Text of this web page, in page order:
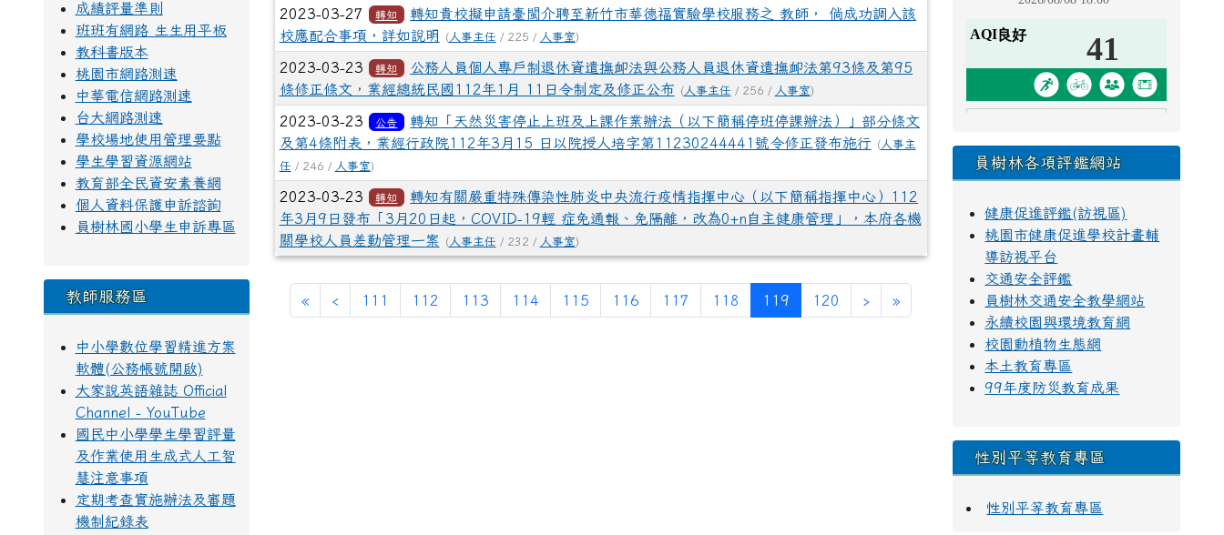
成績評量準則
班班有網路 生生用平板
教科書版本
桃園市網路測速
中華電信網路測速
台大網路測速
學校場地使用管理要點
學生學習資源網站
教育部全民資安素養網
個人資料保護申訴諮詢
員樹林國小學生申訴專區
教師服務區
中小學數位學習精進方案
軟體(公務帳號開啟)
大家說英語雜誌 Official
Channel - YouTube
國民中小學學生學習評量
及作業使用生成式人工智
慧注意事項
定期考查實施辦法及審題
機制紀錄表
2023-03-27 轉知
轉知貴校擬申請臺閩介聘至新竹市華德福實驗學校服務之 教師， 倘成功調入該
校應配合事項，詳如說明
(人事主任 / 225 / 人事室)
2023-03-23 轉知
公務人員個人專戶制退休資遣撫卹法與公務人員退休資遣撫卹法第93條及第95
條修正條文，業經總統民國112年1月 11日令制定及修正公布
(人事主任 / 256 / 人事室)
2023-03-23 公告
轉知「天然災害停止上班及上課作業辦法（以下簡稱停班停課辦法）」部分條文
及第4條附表，業經行政院112年3月15 日以院授人培字第11230244441號令修正發布施行
(人事主
任 / 246 / 人事室)
2023-03-23 轉知
轉知有關嚴重特殊傳染性肺炎中央流行疫情指揮中心（以下簡稱指揮中心）112
年3月9日發布「3月20日起，COVID-19輕 症免通報、免隔離，改為0+n自主健康管理」，本府各機
關學校人員差勤管理一案
(人事主任 / 232 / 人事室)
«第一頁
‹ 上一頁
111 112 113 114 115 116 117 118 119 (目前頁次)
120 ›下一頁
»最後頁
員樹林各項評鑑網站
健康促進評鑑(訪視區)
桃園市健康促進學校計畫輔
導訪視平台
交通安全評鑑
員樹林交通安全教學網站
永續校園與環境教育網
校園動植物生態網
本土教育專區
99年度防災教育成果
性別平等教育專區
性別平等教育專區